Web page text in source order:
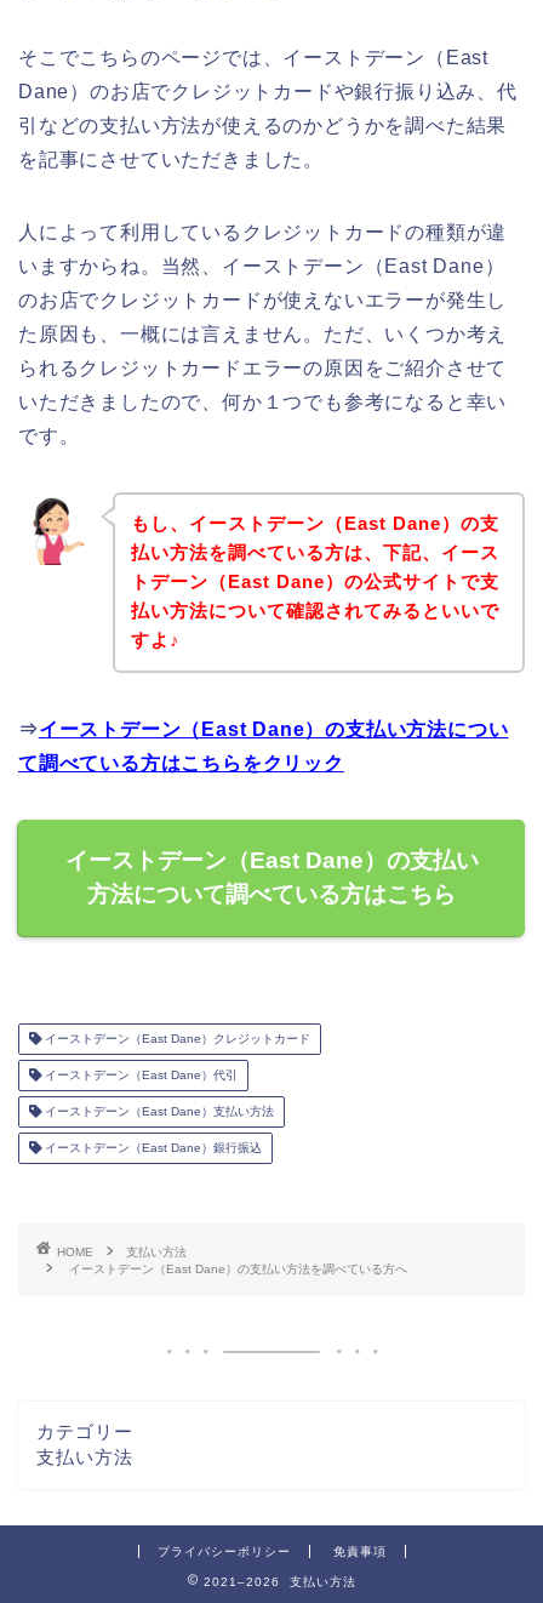
そこでこちらのページでは、イーストデーン（East
Dane）のお店でクレジットカードや銀行振り込み、代
引などの支払い方法が使えるのかどうかを調べた結果
を記事にさせていただきました。
人によって利用しているクレジットカードの種類が違
いますからね。当然、イーストデーン（East Dane）
のお店でクレジットカードが使えないエラーが発生し
た原因も、一概には言えません。ただ、いくつか考え
られるクレジットカードエラーの原因をご紹介させて
いただきましたので、何か１つでも参考になると幸い
です。
もし、イーストデーン（East Dane）の支
払い方法を調べている方は、下記、イース
トデーン（East Dane）の公式サイトで支
払い方法について確認されてみるといいで
すよ♪
⇒イーストデーン（East Dane）の支払い方法につい
て調べている方はこちらをクリック
イーストデーン（East Dane）の支払い
方法について調べている方はこちら
イーストデーン（East Dane）クレジットカード
イーストデーン（East Dane）代引
イーストデーン（East Dane）支払い方法
イーストデーン（East Dane）銀行振込
HOME
支払い方法
イーストデーン（East Dane）の支払い方法を調べている方へ
カテゴリー
支払い方法
プライバシーポリシー 免責事項
2021–2026 支払い方法